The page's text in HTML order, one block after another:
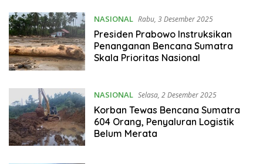
NASIONAL Rabu, 3 Desember 2025
Presiden Prabowo Instruksikan
Penanganan Bencana Sumatra
Skala Prioritas Nasional
NASIONAL Selasa, 2 Desember 2025
Korban Tewas Bencana Sumatra
604 Orang, Penyaluran Logistik
Belum Merata